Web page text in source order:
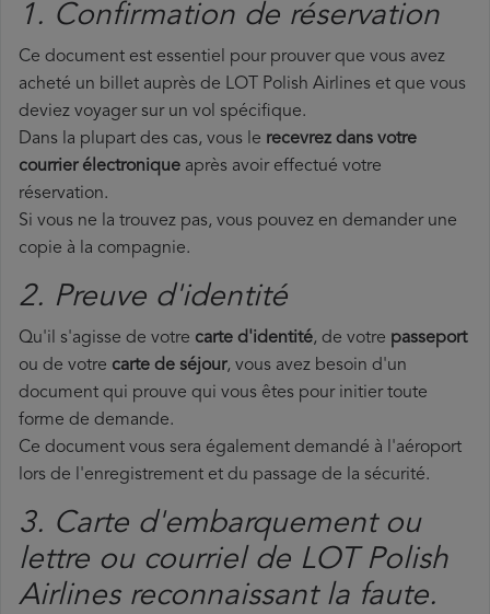
1. Confirmation de réservation
Ce document est essentiel pour prouver que vous avez
acheté un billet auprès de LOT Polish Airlines et que vous
deviez voyager sur un vol spécifique.
Dans la plupart des cas, vous le recevrez dans votre
courrier électronique après avoir effectué votre
réservation.
Si vous ne la trouvez pas, vous pouvez en demander une
copie à la compagnie.
2. Preuve d'identité
Qu'il s'agisse de votre carte d'identité, de votre passeport
ou de votre carte de séjour, vous avez besoin d'un
document qui prouve qui vous êtes pour initier toute
forme de demande.
Ce document vous sera également demandé à l'aéroport
lors de l'enregistrement et du passage de la sécurité.
3. Carte d'embarquement ou
lettre ou courriel de LOT Polish
Airlines reconnaissant la faute.